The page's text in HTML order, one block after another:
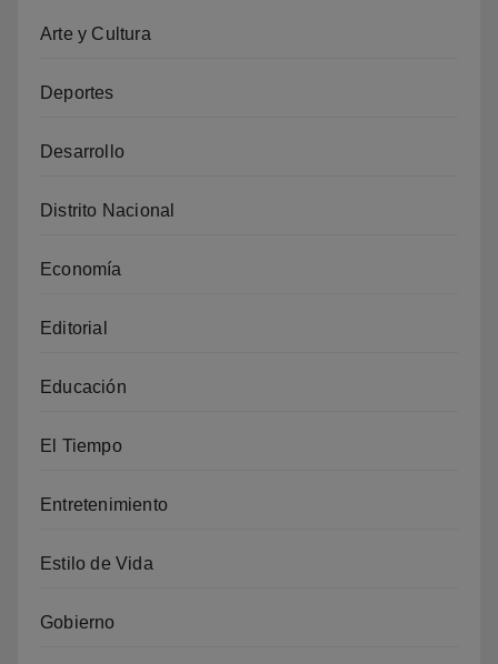
Arte y Cultura
Deportes
Desarrollo
Distrito Nacional
Economía
Editorial
Educación
El Tiempo
Entretenimiento
Estilo de Vida
Gobierno